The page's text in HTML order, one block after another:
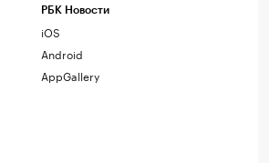
РБК Новости
iOS
Android
AppGallery